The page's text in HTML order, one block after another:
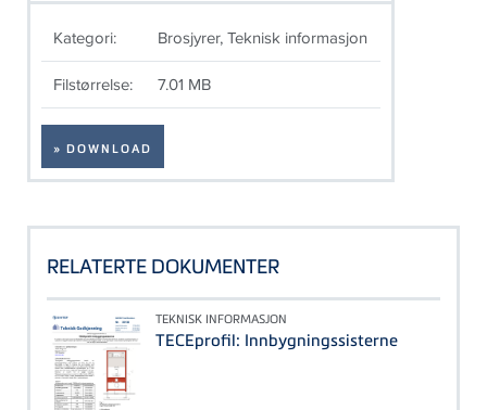
Kategori: Brosjyrer, Teknisk informasjon
Filstørrelse: 7.01 MB
» DOWNLOAD
RELATERTE DOKUMENTER
TEKNISK INFORMASJON
TECEprofil: Innbygningssisterne